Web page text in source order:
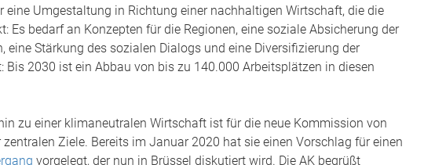
eine Umgestaltung in Richtung einer nachhaltigen Wirtschaft, die die
Es bedarf an Konzepten für die Regionen, eine soziale Absicherung der
eine Stärkung des sozialen Dialogs und eine Diversifizierung der
Bis 2030 ist ein Abbau von bis zu 140.000 Arbeitsplätzen in diesen
zu einer klimaneutralen Wirtschaft ist für die neue Kommission von
zentralen Ziele. Bereits im Januar 2020 hat sie einen Vorschlag für einen
vorgelegt, der nun in Brüssel diskutiert wird. Die AK begrüßt